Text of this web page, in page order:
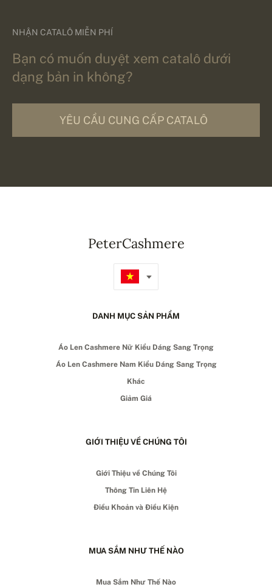
NHẬN CATALÔ MIỄN PHÍ
Bạn có muốn duyệt xem catalô dưới
dạng bản in không?
YÊU CẦU CUNG CẤP CATALÔ
PeterCashmere
DANH MỤC SẢN PHẨM
Áo Len Cashmere Nữ Kiểu Dáng Sang Trọng
Áo Len Cashmere Nam Kiểu Dáng Sang Trọng
Khác
Giảm Giá
GIỚI THIỆU VỀ CHÚNG TÔI
Giới Thiệu về Chúng Tôi
Thông Tin Liên Hệ
Điều Khoản và Điều Kiện
MUA SẮM NHƯ THẾ NÀO
Mua Sắm Như Thế Nào